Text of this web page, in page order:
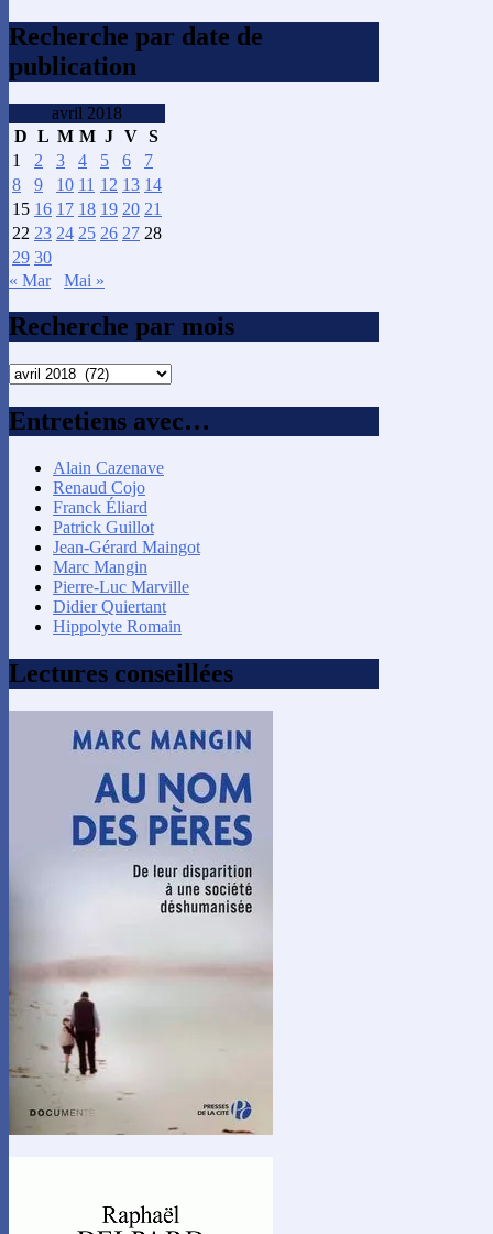
Recherche par date de
publication
avril 2018
D L M M J V S
1
2 3 4 5 6
7
8
9 10 11 12 13 14
15 16 17 18 19 20 21
22 23 24 25 26 27 28
29 30
« Mar
Mai »
Recherche par mois
Recherche
mois
Entretiens avec…
Alain Cazenave
Renaud Cojo
Franck Éliard
Patrick Guillot
Jean-Gérard Maingot
Marc Mangin
Pierre-Luc Marville
Didier Quiertant
Hippolyte Romain
Lectures conseillées